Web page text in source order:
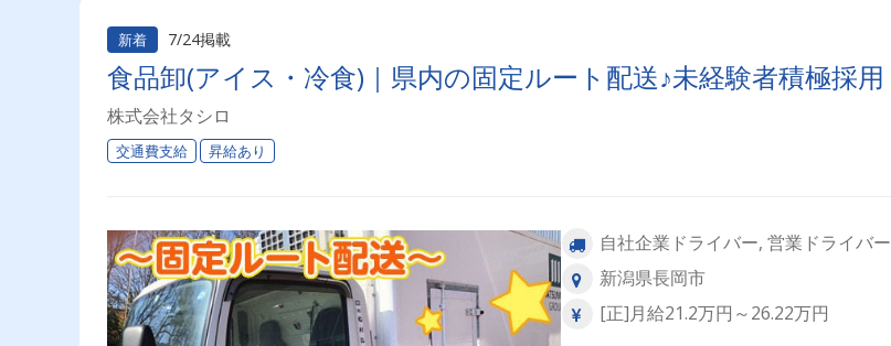
新着 7/24掲載
食品卸(アイス・冷食)｜県内の固定ルート配送♪未経験者積極採用
株式会社タシロ
交通費支給 昇給あり
自社企業ドライバー, 営業ドライバー
新潟県長岡市
[正]月給21.2万円～26.22万円